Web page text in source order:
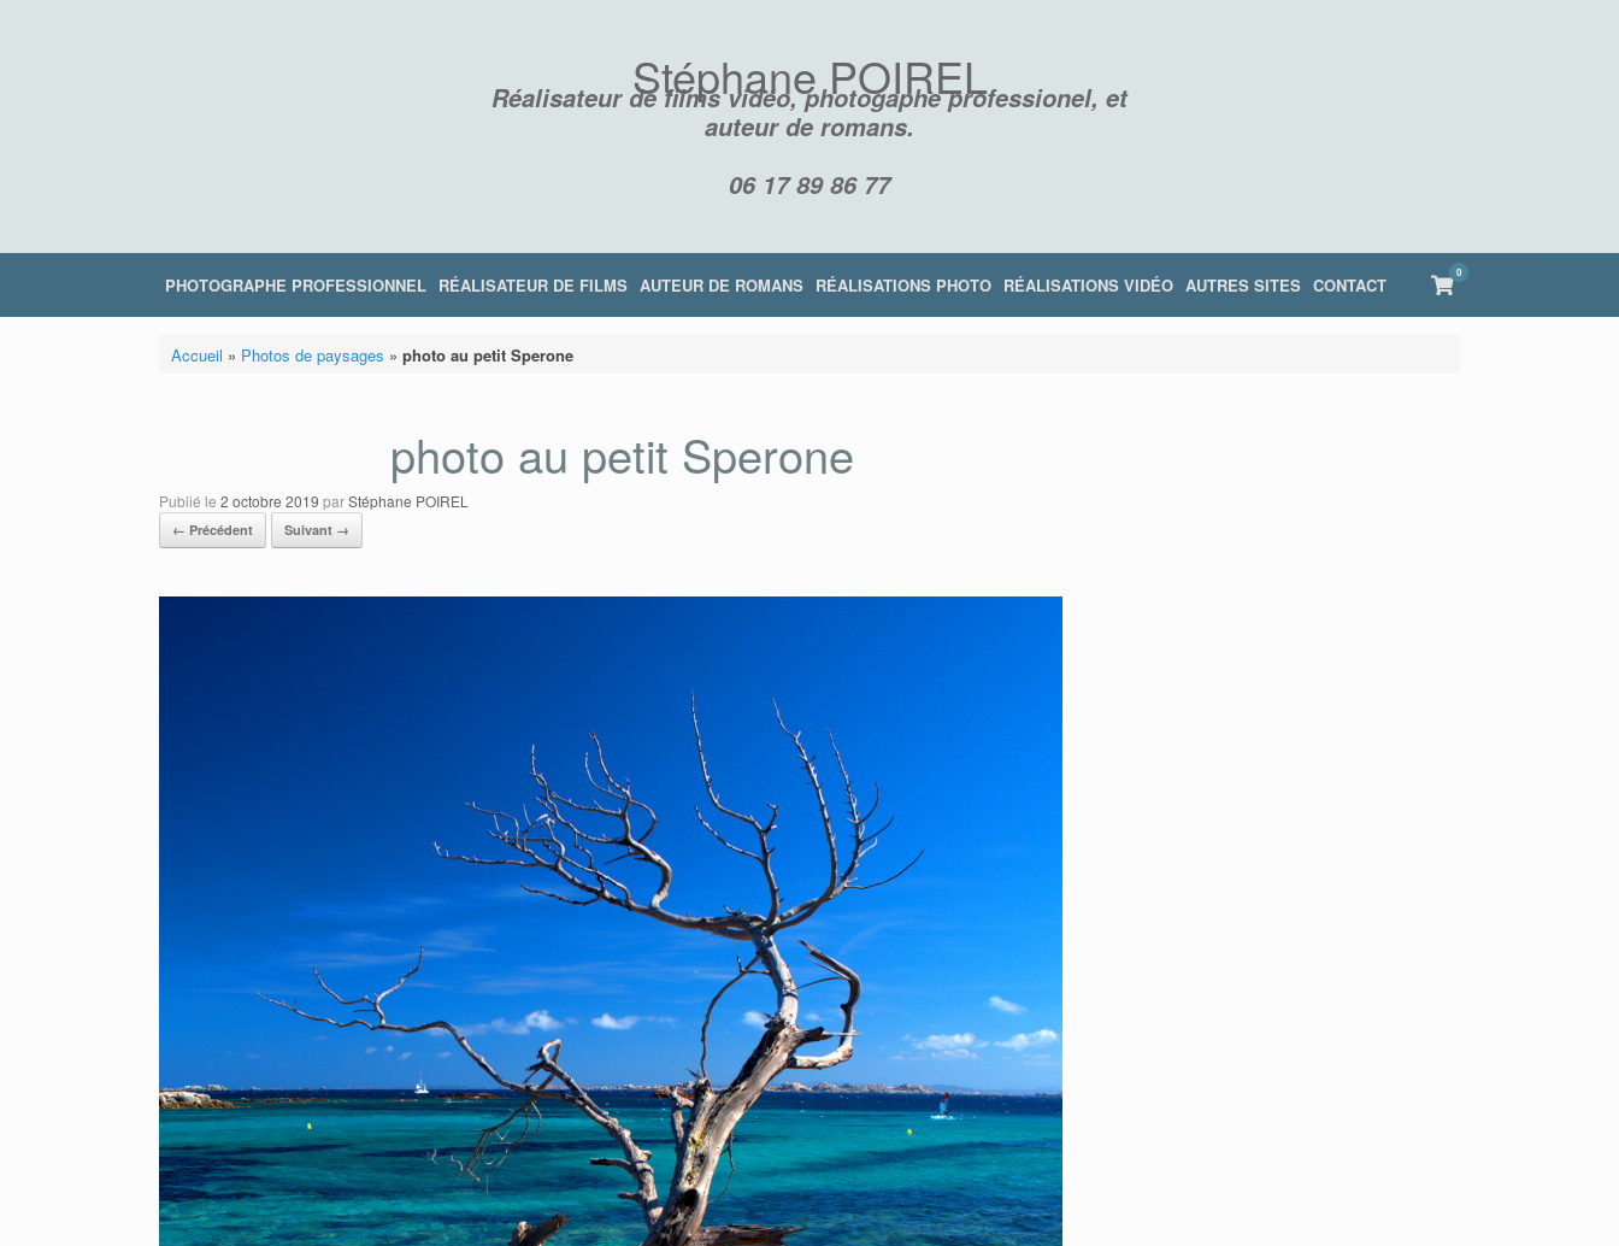
Stéphane POIREL
Réalisateur de films vidéo, photogaphe professionel, et
auteur de romans.
06 17 89 86 77
PHOTOGRAPHE PROFESSIONNEL RÉALISATEUR DE FILMS AUTEUR DE ROMANS RÉALISATIONS PHOTO RÉALISATIONS VIDÉO AUTRES SITES CONTACT View
shopping
cart
0
Accueil » Photos de paysages » photo au petit Sperone
photo au petit Sperone
Publié le 2 octobre 2019 parStéphane POIREL
← Précédent Suivant →